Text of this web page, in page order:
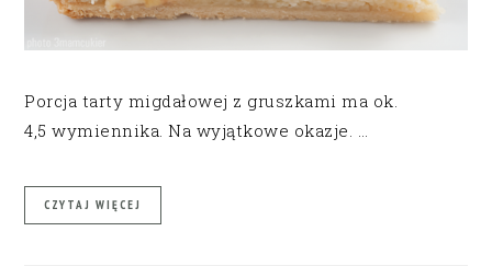
Porcja tarty migdałowej z gruszkami ma ok.
4,5 wymiennika. Na wyjątkowe okazje. …
CZYTAJ WIĘCEJ